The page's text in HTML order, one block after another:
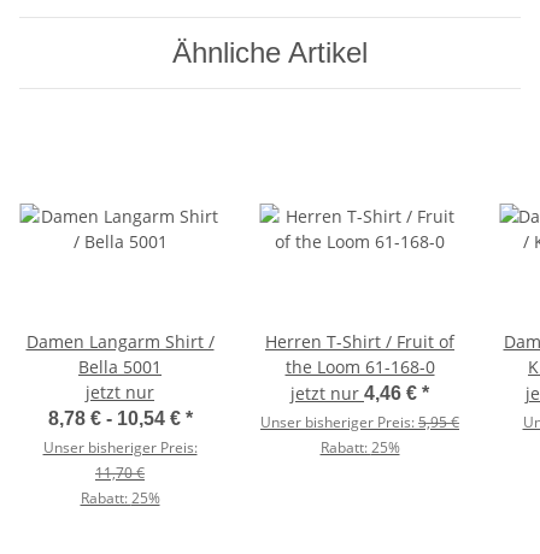
Ähnliche Artikel
Damen Langarm Shirt /
Bella 5001
jetzt nur
8,78 € - 10,54 € *
Unser bisheriger Preis:
11,70 €
Rabatt:25%
Herren T-Shirt / Fruit of
the Loom 61-168-0
jetzt nur 4,46 € *
Unser bisheriger Preis:5,95 €
Rabatt:25%